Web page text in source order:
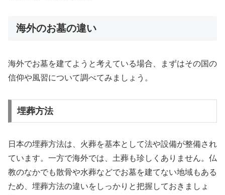
海外のお墓の違い
海外でお墓を建てようと考えている場合、まずはその国の
信仰や風習について調べてみましょう。
埋葬方法
日本の埋葬方法は、火葬を基本として法や設備が整備され
ています。一方で海外では、土葬も珍しくありません。仏
教のなかでも散骨や水葬などでお墓を建てない地域もある
ため、埋葬方法の違いをしっかりと把握しておきましょ